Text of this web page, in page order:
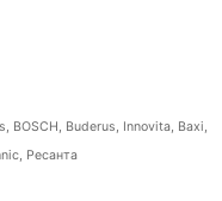
BOSCH, Buderus, Innovita, Baxi,
Ресанта